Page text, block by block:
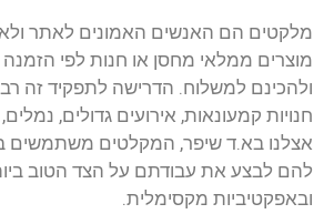
מלקטים הם האנשים האמונים לאתר
מוצרים ממלאי מחסן או חנות לפי
ולהכינם למשלוח. הדרישה לתפקיד זה
חנויות קמעונאות, אירועים גדולים, נמלים,
אצלנו בא.ד שיפר, המקלטים משתמשים
להם לבצע את עבודתם על הצד הטוב
ובאפקטיביות מקסימלית.